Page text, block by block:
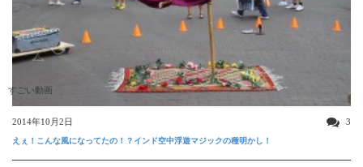
すごい動画
2014年10月2日 3
えぇ！こんな風になってたの！？インド空中浮遊マジックの種明かし！